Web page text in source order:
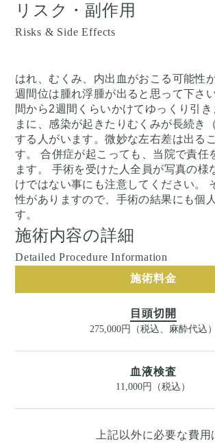
リスク・副作用
Risks & Side Effects
はれ、むくみ、内出血がおこる可能性
週間位は腫れ浮腫が出ると思って下さ
間から2週間くらいかけてゆっくり引
まに、感染が起きたりむくみが長続き
する人がいます。微妙な左右差は出る
す。 合併症が起こっても、当院で責任
ます。 手術を受けた人全員が写真の様
けではない事にも注意してください。
性がありますので、手術の結果にも個
す。
施術内容の詳細
Detailed Procedure Information
施術料金
目頭切開
275,000円（税込、麻酔代込）
血液検査
11,000円（税込）
上記以外に必要な費用